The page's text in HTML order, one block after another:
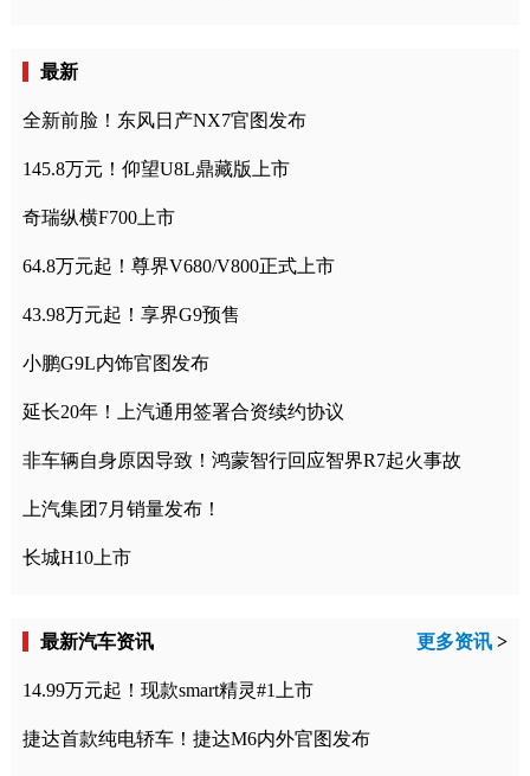
最新
全新前脸！东风日产NX7官图发布
145.8万元！仰望U8L鼎藏版上市
奇瑞纵横F700上市
64.8万元起！尊界V680/V800正式上市
43.98万元起！享界G9预售
小鹏G9L内饰官图发布
延长20年！上汽通用签署合资续约协议
非车辆自身原因导致！鸿蒙智行回应智界R7起火事故
上汽集团7月销量发布！
长城H10上市
最新汽车资讯 更多资讯 >
14.99万元起！现款smart精灵#1上市
捷达首款纯电轿车！捷达M6内外官图发布